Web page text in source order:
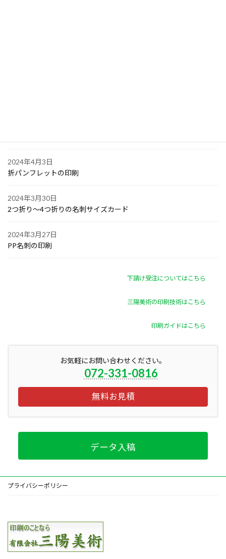
2024年4月3日
折パンフレットの印刷
2024年3月30日
2つ折り～4つ折りの名刺サイズカード
2024年3月27日
PP名刺の印刷
下請け受注についてはこちら
三陽美術の印刷技術はこちら
印刷ガイドはこちら
お気軽にお問い合わせください。
072-331-0816
無料お見積
データ入稿
プライバシーポリシー